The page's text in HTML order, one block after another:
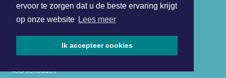
ervoor te zorgen dat u de beste ervaring krijgt
op onze website Lees meer
Ik accepteer cookies
voorbehouden
Algemene voorwaarden
Disclaimer